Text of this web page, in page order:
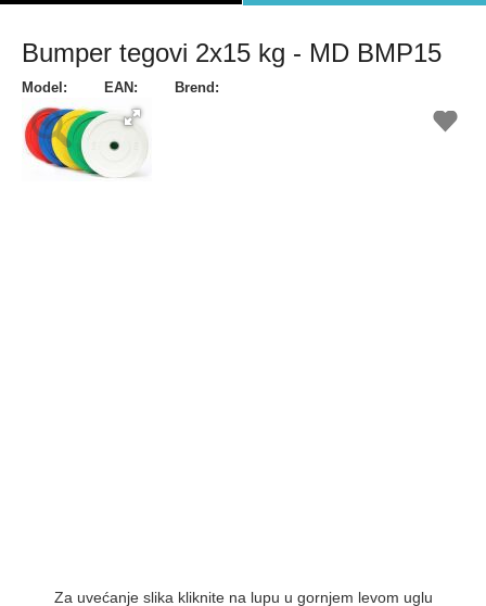
Bumper tegovi 2x15 kg - MD BMP15
Model: EAN: Brend:
Za uvećanje slika kliknite na lupu u gornjem levom uglu